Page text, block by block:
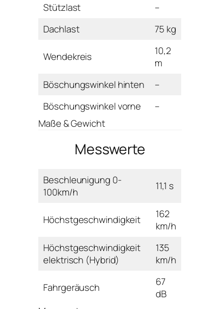
Stützlast
–
Dachlast
75 kg
Wendekreis
10,2
m
Böschungswinkel hinten
–
Böschungswinkel vorne
–
Maße & Gewicht
Messwerte
Beschleunigung 0-
100km/h
11,1 s
Höchstgeschwindigkeit
162
km/h
Höchstgeschwindigkeit
elektrisch (Hybrid)
135
km/h
Fahrgeräusch
67
dB